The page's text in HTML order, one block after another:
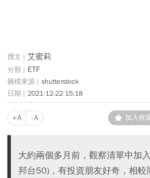
艾蜜莉
ETF
shutterstock
2021-12-22 15:18
+A -A 加入收
大約兩個多月前，觀察清單中加
邦台50)，有投資朋友好奇，相較